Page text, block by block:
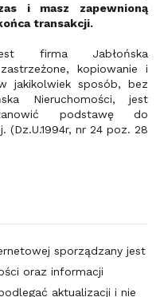
i masz zapewnioną
transakcji.
firma Jabłońska
kopiowanie i
jakikolwiek sposób, bez
Nieruchomości, jest
podstawę do
(Dz.U.1994r, nr 24 poz. 28
sporządzany jest
oraz informacji
aktualizacji i nie